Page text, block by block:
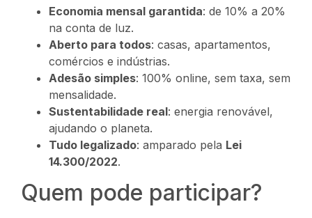
Economia mensal garantida: de 10% a 20%
na conta de luz.
Aberto para todos: casas, apartamentos,
comércios e indústrias.
Adesão simples: 100% online, sem taxa, sem
mensalidade.
Sustentabilidade real: energia renovável,
ajudando o planeta.
Tudo legalizado: amparado pela Lei
14.300/2022.
Quem pode participar?